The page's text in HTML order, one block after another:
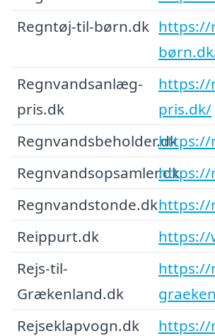
Regntøj-til-børn.dk https://
Regnvandsanlæg-
pris.dk
https://
pris.dk/
Regnvandsbeholder.dkhttps://
Regnvandsopsamler.dkhttps://
Regnvandstonde.dkhttps://
Reippurt.dk
https://
Rejs-til-
Grækenland.dk
https://
Rejseklapvogn.dk
https://